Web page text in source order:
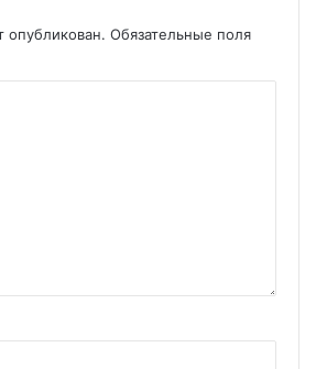
опубликован. Обязательные поля